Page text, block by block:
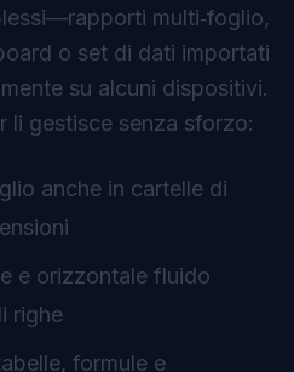
multi‑foglio,
o set di dati importati
su alcuni dispositivi.
li gestisce senza sforzo:
anche in cartelle di
e orizzontale fluido
righe
formule e